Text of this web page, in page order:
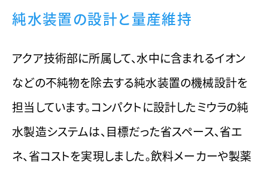
純水装置の設計と量産維持
アクア技術部に所属して、水中に含まれるイオン
などの不純物を除去する純水装置の機械設計を
担当しています。コンパクトに設計したミウラの純
水製造システムは、目標だった省スペース、省エ
ネ、省コストを実現しました。飲料メーカーや製薬